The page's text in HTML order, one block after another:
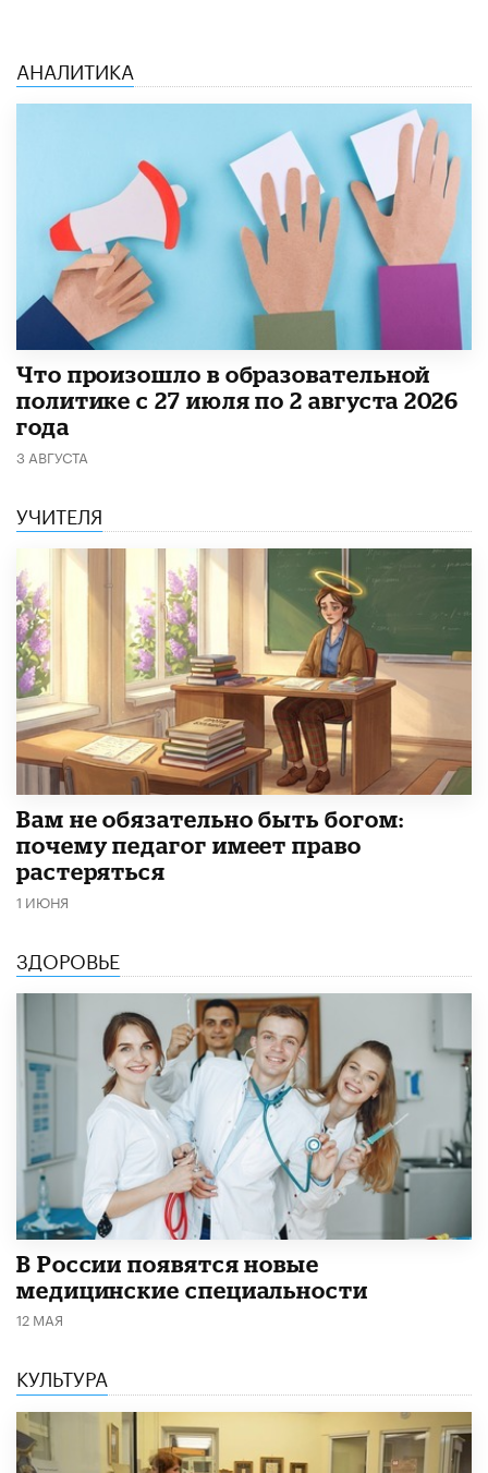
АНАЛИТИКА
​Что произошло в образовательной
политике с 27 июля по 2 августа 2026
года
3 АВГУСТА
УЧИТЕЛЯ
​Вам не обязательно быть богом:
почему педагог имеет право
растеряться
1 ИЮНЯ
ЗДОРОВЬЕ
В России появятся новые
медицинские специальности
12 МАЯ
КУЛЬТУРА